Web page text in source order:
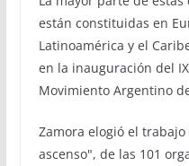
están constituidas en
Latinoamérica y el
en la inauguración del
Movimiento Argentino
Zamora elogió el
ascenso", de las 101